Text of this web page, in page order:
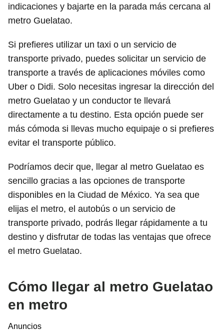
indicaciones y bajarte en la parada más cercana al
metro Guelatao.
Si prefieres utilizar un taxi o un servicio de
transporte privado, puedes solicitar un servicio de
transporte a través de aplicaciones móviles como
Uber o Didi. Solo necesitas ingresar la dirección del
metro Guelatao y un conductor te llevará
directamente a tu destino. Esta opción puede ser
más cómoda si llevas mucho equipaje o si prefieres
evitar el transporte público.
Podríamos decir que, llegar al metro Guelatao es
sencillo gracias a las opciones de transporte
disponibles en la Ciudad de México. Ya sea que
elijas el metro, el autobús o un servicio de
transporte privado, podrás llegar rápidamente a tu
destino y disfrutar de todas las ventajas que ofrece
el metro Guelatao.
Cómo llegar al metro Guelatao
en metro
Anuncios